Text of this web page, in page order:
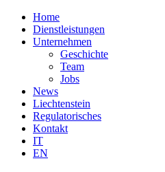
Home
Dienstleistungen
Unternehmen
Geschichte
Team
Jobs
News
Liechtenstein
Regulatorisches
Kontakt
IT
EN